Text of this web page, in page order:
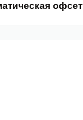
офсет